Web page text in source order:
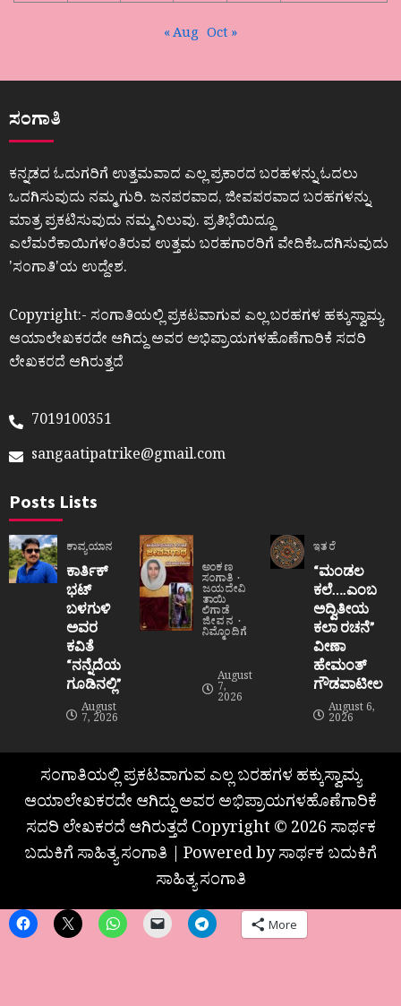
« Aug Oct »
ಸಂಗಾತಿ
ಕನ್ನಡದ ಓದುಗರಿಗೆ ಉತ್ತಮವಾದ ಎಲ್ಲ ಪ್ರಕಾರದ ಬರಹಳನ್ನು ಓದಲು
ಒದಗಿಸುವುದು ನಮ್ಮ ಗುರಿ. ಜನಪರವಾದ, ಜೀವಪರವಾದ ಬರಹಗಳನ್ನು
ಮಾತ್ರ ಪ್ರಕಟಿಸುವುದು ನಮ್ಮ ನಿಲುವು. ಪ್ರತಿಭೆಯಿದ್ದೂ
ಎಲೆಮರೆಕಾಯಿಗಳಂತಿರುವ ಉತ್ತಮ ಬರಹಗಾರರಿಗೆ ವೇದಿಕೆಒದಗಿಸುವುದು
ʼಸಂಗಾತಿʼಯ ಉದ್ದೇಶ.
Copyright:- ಸಂಗಾತಿಯಲ್ಲಿ ಪ್ರಕಟವಾಗುವ ಎಲ್ಲ ಬರಹಗಳ ಹಕ್ಕುಸ್ವಾಮ್ಯ
ಆಯಾಲೇಖಕರದೇ ಆಗಿದ್ದು ಅವರ ಅಭಿಪ್ರಾಯಗಳಹೊಣೆಗಾರಿಕೆ ಸದರಿ
ಲೇಖಕರದೆ ಆಗಿರುತ್ತದೆ
7019100351
sangaatipatrike@gmail.com
Posts Lists
ಕಾವ್ಯಯಾನ
ಕಾರ್ತಿಕ್
ಭಟ್
ಬಳಗುಳಿ
ಅವರ
ಕವಿತೆ
“ನನ್ನೆದೆಯ
ಗೂಡಿನಲ್ಲಿ”
August
7, 2026
ಅಂಕಣ
ಸಂಗಾತಿ
ಜಯದೇವಿ
ತಾಯಿ
ಲಿಗಾಡೆ
ಜೀವನ
ನಿಮ್ಮೊಂದಿಗೆ
August
7,
2026
ಇತರೆ
“ಮಂಡಲ
ಕಲೆ….ಎಂಬ
ಅದ್ವಿತೀಯ
ಕಲಾ ರಚನೆ”‌
ವೀಣಾ
ಹೇಮಂತ್‌
ಗೌಡಪಾಟೀಲ
August 6,
2026
ಸಂಗಾತಿಯಲ್ಲಿ ಪ್ರಕಟವಾಗುವ ಎಲ್ಲ ಬರಹಗಳ ಹಕ್ಕುಸ್ವಾಮ್ಯ
ಆಯಾಲೇಖಕರದೇ ಆಗಿದ್ದು ಅವರ ಅಭಿಪ್ರಾಯಗಳಹೊಣೆಗಾರಿಕೆ
ಸದರಿ ಲೇಖಕರದೆ ಆಗಿರುತ್ತದೆ Copyright © 2026 ಸಾರ್ಥಕ
ಬದುಕಿಗೆ ಸಾಹಿತ್ಯ ಸಂಗಾತಿ | Powered by ಸಾರ್ಥಕ ಬದುಕಿಗೆ
ಸಾಹಿತ್ಯ ಸಂಗಾತಿ
More